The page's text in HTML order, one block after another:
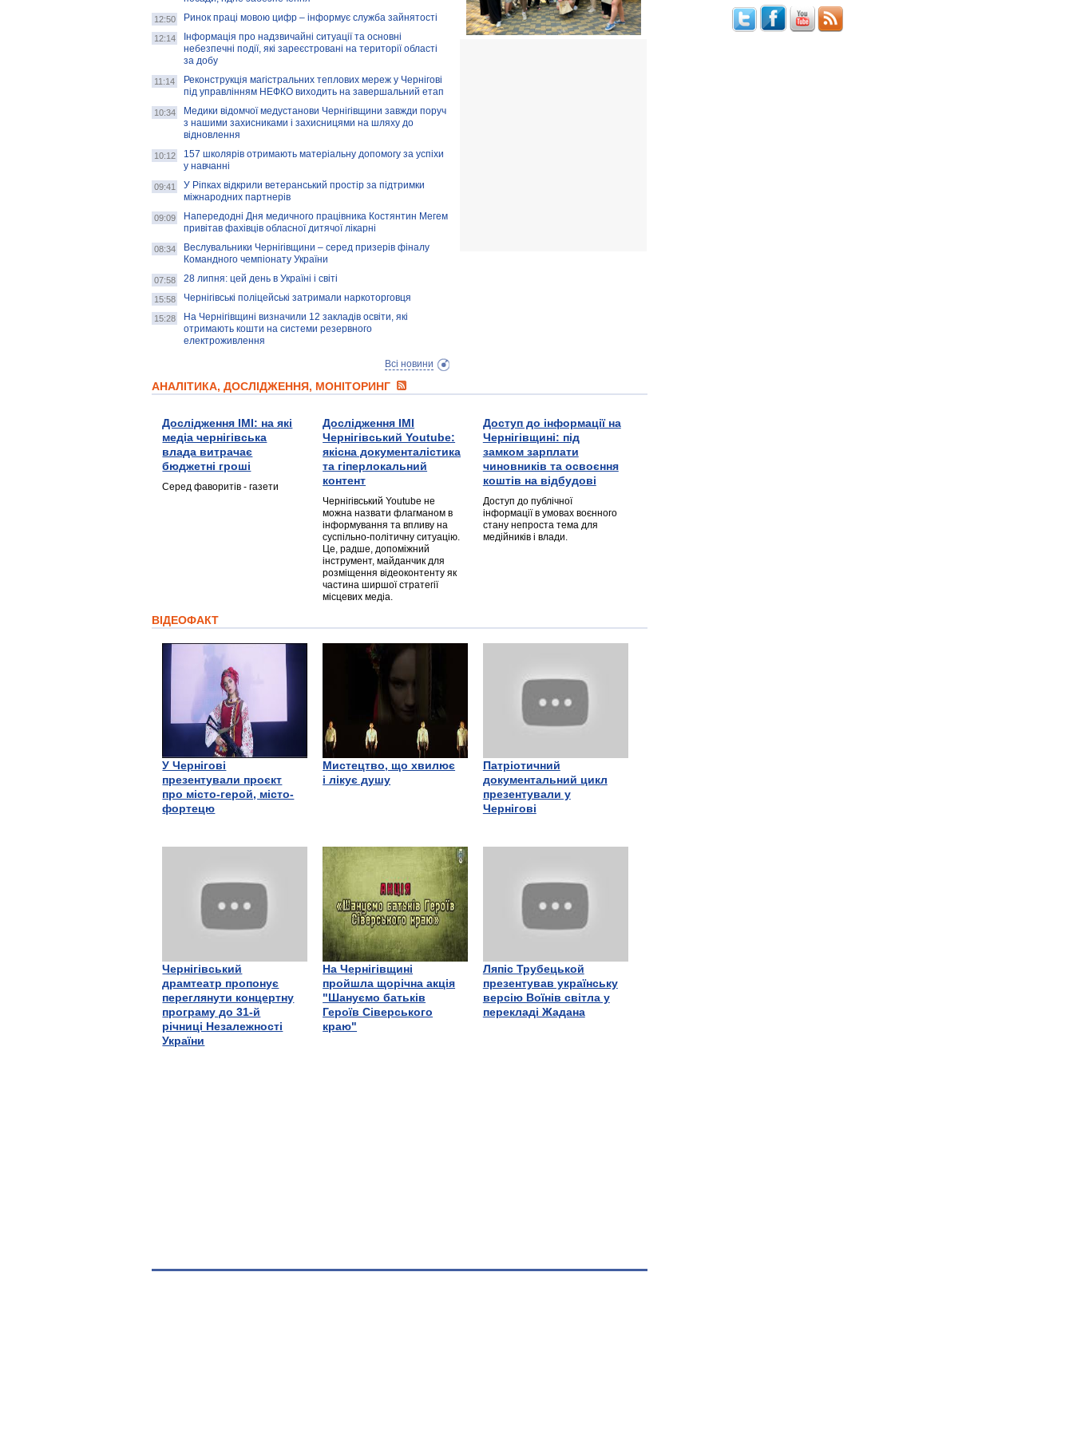
12:50 Ринок праці мовою цифр – інформує служба зайнятості
12:14
Інформація про надзвичайні ситуації та основні
небезпечні події, які зареєстровані на території області
за добу
11:14
Реконструкція магістральних теплових мереж у Чернігові
під управлінням НЕФКО виходить на завершальний етап
10:34
Медики відомчої медустанови Чернігівщини завжди поруч
з нашими захисниками і захисницями на шляху до
відновлення
10:12
157 школярів отримають матеріальну допомогу за успіхи
у навчанні
09:41
У Ріпках відкрили ветеранський простір за підтримки
міжнародних партнерів
09:09
Напередодні Дня медичного працівника Костянтин Мегем
привітав фахівців обласної дитячої лікарні
08:34
Веслувальники Чернігівщини – серед призерів фіналу
Командного чемпіонату України
07:58 28 липня: цей день в Україні і світі
15:58 Чернігівські поліцейські затримали наркоторговця
15:28
На Чернігівщині визначили 12 закладів освіти, які
отримають кошти на системи резервного
електроживлення
Всі новини
АНАЛІТИКА, ДОСЛІДЖЕННЯ, МОНІТОРИНГ
Дослідження ІМІ: на які
медіа чернігівська
влада витрачає
бюджетні гроші
Серед фаворитів - газети
Дослідження ІМІ
Чернігівський Youtube:
якісна документалістика
та гіперлокальний
контент
Чернігівський Youtube не
можна назвати флагманом в
інформування та впливу на
суспільно-політичну ситуацію.
Це, радше, допоміжний
інструмент, майданчик для
розміщення відеоконтенту як
частина ширшої стратегії
місцевих медіа.
Доступ до інформації на
Чернігівщині: під
замком зарплати
чиновників та освоєння
коштів на відбудові
Доступ до публічної
інформації в умовах воєнного
стану непроста тема для
медійників і влади.
ВІДЕОФАКТ
У Чернігові
презентували проєкт
про місто-герой, місто-
фортецю
Мистецтво, що хвилює
і лікує душу
Патріотичний
документальний цикл
презентували у
Чернігові
Чернігівський
драмтеатр пропонує
переглянути концертну
програму до 31-й
річниці Незалежності
України
На Чернігівщині
пройшла щорічна акція
"Шануємо батьків
Героїв Сіверського
краю"
Ляпіс Трубецькой
презентував українську
версію Воїнів світла у
перекладі Жадана